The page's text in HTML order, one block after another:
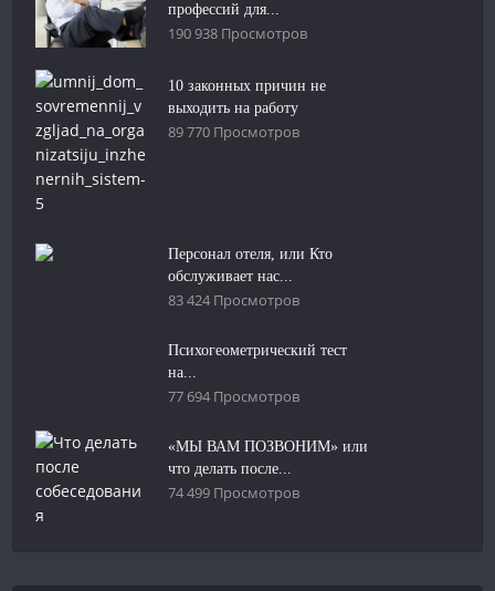
профессий для...
190 938 Просмотров
10 законных причин не
выходить на работу
89 770 Просмотров
Персонал отеля, или Кто
обслуживает нас...
83 424 Просмотров
Психогеометрический тест
на...
77 694 Просмотров
«МЫ ВАМ ПОЗВОНИМ» или
что делать после...
74 499 Просмотров